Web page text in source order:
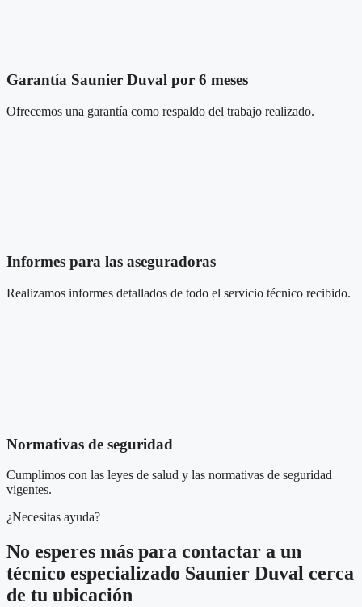
Garantía Saunier Duval por 6 meses
Ofrecemos una garantía como respaldo del trabajo realizado.
Informes para las aseguradoras
Realizamos informes detallados de todo el servicio técnico recibido.
Normativas de seguridad
Cumplimos con las leyes de salud y las normativas de seguridad
vigentes.
¿Necesitas ayuda?
No esperes más para contactar a un
técnico especializado Saunier Duval cerca
de tu ubicación